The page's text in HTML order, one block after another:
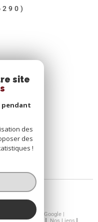
powered by Google |
site
pendant
des
des
!